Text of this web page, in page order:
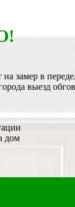
замер в
выезд
дом